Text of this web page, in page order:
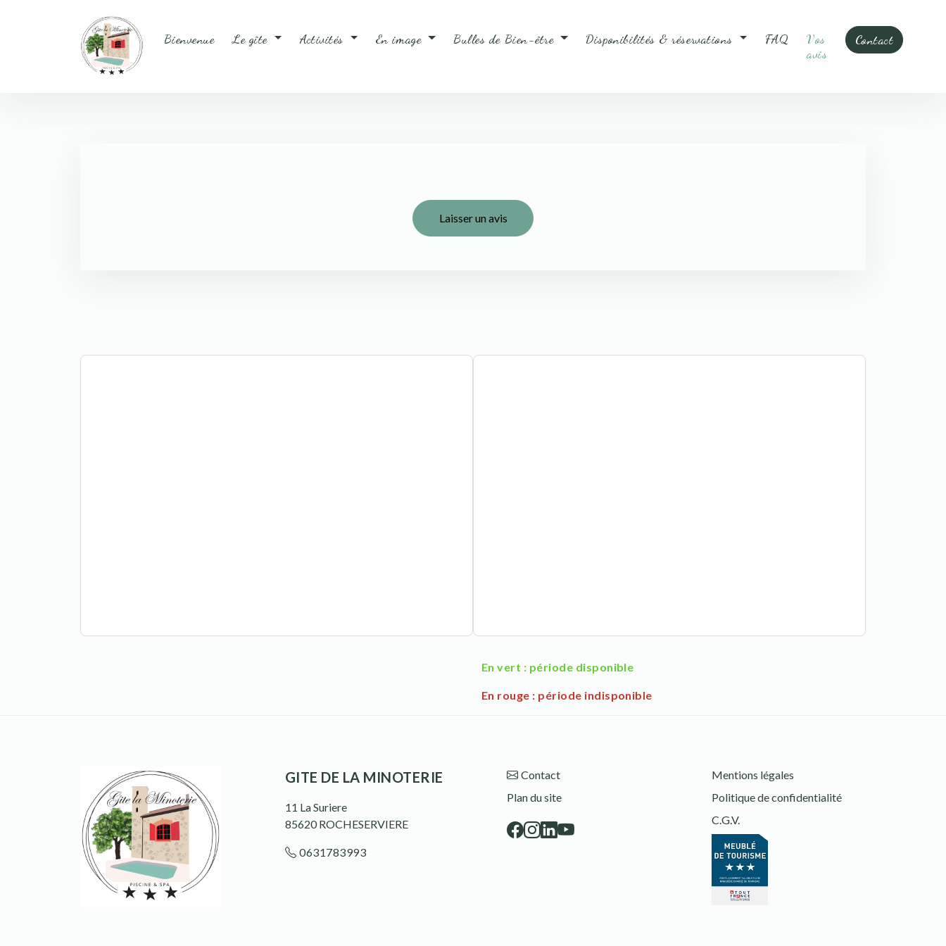
Bienvenue Le gîte Activités En image Bulles de Bien-être Disponibilités & réservations FAQ
Vos
avis
Contact
Laisser un avis
En vert : période disponible
En rouge : période indisponible
GITE DE LA MINOTERIE
11 La Suriere
85620 ROCHESERVIERE
0631783993
Contact
Plan du site
Mentions légales
Politique de confidentialité
C.G.V.